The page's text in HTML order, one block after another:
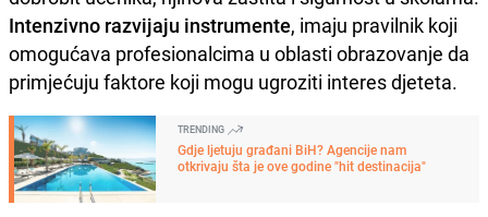
Intenzivno razvijaju instrumente, imaju pravilnik koji
omogućava profesionalcima u oblasti obrazovanje da
primjećuju faktore koji mogu ugroziti interes djeteta.
TRENDING
Gdje ljetuju građani BiH? Agencije nam
otkrivaju šta je ove godine "hit destinacija"